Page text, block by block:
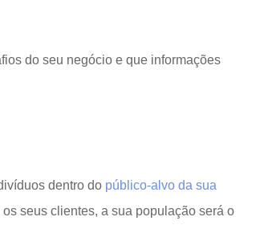
do seu negócio e que informações
dentro do público-alvo da sua
seus clientes, a sua população será o